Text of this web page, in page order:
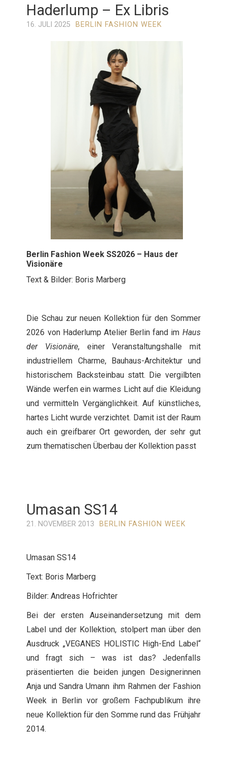
Haderlump – Ex Libris
16. JULI 2025 BERLIN FASHION WEEK
Berlin Fashion Week SS2026 – Haus der
Visionäre
Text & Bilder: Boris Marberg
Die Schau zur neuen Kollektion für den Sommer
2026 von Haderlump Atelier Berlin fand im Haus
der Visionäre, einer Veranstaltungshalle mit
industriellem Charme, Bauhaus-Architektur und
historischem Backsteinbau statt. Die vergilbten
Wände werfen ein warmes Licht auf die Kleidung
und vermitteln Vergänglichkeit. Auf künstliches,
hartes Licht wurde verzichtet. Damit ist der Raum
auch ein greifbarer Ort geworden, der sehr gut
zum thematischen Überbau der Kollektion passt
Umasan SS14
21. NOVEMBER 2013 BERLIN FASHION WEEK
Umasan SS14
Text: Boris Marberg
Bilder: Andreas Hofrichter
Bei der ersten Auseinandersetzung mit dem
Label und der Kollektion, stolpert man über den
Ausdruck „VEGANES HOLISTIC High-End Label“
und fragt sich – was ist das? Jedenfalls
präsentierten die beiden jungen Designerinnen
Anja und Sandra Umann ihm Rahmen der Fashion
Week in Berlin vor großem Fachpublikum ihre
neue Kollektion für den Somme rund das Frühjahr
2014.